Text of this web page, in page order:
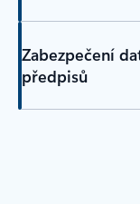
Zabezpečení
předpisů